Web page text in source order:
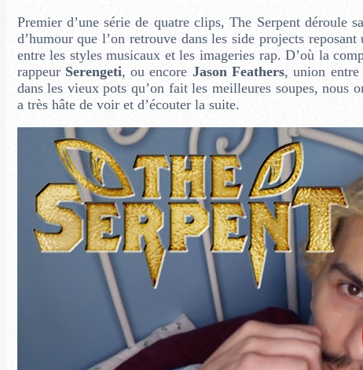
Premier d’une série de quatre clips, The Serpent
d’humour que l’on retrouve dans les side projects
entre les styles musicaux et les imageries rap. D’où la
rappeur Serengeti, ou encore Jason Feathers, union entre
dans les vieux pots qu’on fait les meilleures soupes, nous
a très hâte de voir et d’écouter la suite.